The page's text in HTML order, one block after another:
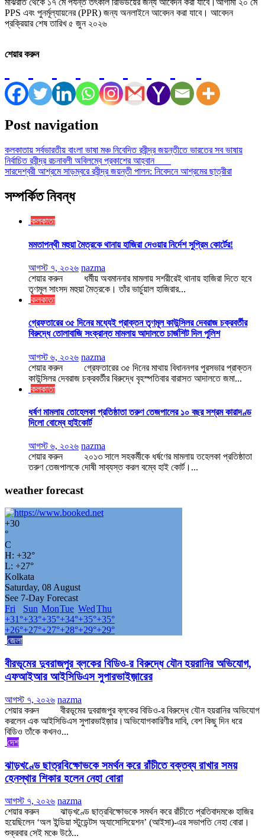
PPS এবং পুনর্মূল্যায়নের (PPR) জন্য অনলাইনে আবেদন করা যাবে। আবেদন
প্রক্রিয়ার শেষ তারিখ ৫ জুন ২০২৬
শেয়ার করুন
Post navigation
কলকাতায় সর্বভারতীয় বাংলা ভাষা মঞ্চ নিবেদিত রবীন্দ্র জয়ন্তীতে ভারতের সব ভাষায়
নির্বাচিত রবীন্দ্র রচনাবলী অবিলম্বে প্রকাশের আহ্বান
সারদেশ্বরী আশ্রমে সাড়ম্বরে রবীন্দ্র জয়ন্তী পালন: নিবেদনে আশ্রমের ছাত্রীরা
সম্পর্কিত নিবন্ধ
কলকাতা
মমতাপন্থী মহুয়া মৈত্রকে থানায় হাজিরা দেওয়ার নির্দেশ সুপ্রিম কোর্টের!
আগস্ট ৭, ২০২৬ nazma
শেয়ার করুন ধর্মীয় অবমাননার মামলায় সশরীরেই থানায় হাজিরা দিতে হবে
তৃণমূল সাংসদ মহুয়া মৈত্রকে। তাঁর ভার্চুয়াল হাজিরার...
কলকাতা
গ্রেফতারের ৩৫ দিনের মধ্যেই প্রাক্তন তৃণমূল কাউন্সিলর দেবরাজ চক্রবর্তীর
বিরুদ্ধে তোলাবাজি সংক্রান্ত মামলায় আদালতে চার্জশিট দিল পুলিশ
আগস্ট ৬, ২০২৬ nazma
শেয়ার করুন গ্রেফতারের ৩৫ দিনের মাথায় বিধাননগর পুরসভার প্রাক্তন
কাউন্সিলর দেবরাজ চক্রবর্তীর বিরুদ্ধে বৃহস্পতিবার বারাসত আদালতে জমা...
কলকাতা
ধর্ষণ মামলায় তোহেলকা প্রতিষ্ঠাতা তরুণ তেজপালের ১০ বছর সশ্রম কারাদণ্ড
দিলো বোম্বে হাইকোর্ট
আগস্ট ৬, ২০২৬ nazma
শেয়ার করুন ২০১৩ সালে সহকর্মীকে ধর্ষণের মামলায় তহেলকা প্রতিষ্ঠাতা
তরুণ তেজপালকে দোষী সাব্যস্ত করল বম্বে হাই কোর্ট।...
weather forecast
+30
°
C
H: +32°
L: +27°
Kolkata
Saturday, 08 August
See 7-Day Forecast
Fri
Sun MonTue WedThu
+31°+33°+35°+34°+35°+35°
+26°+27°+27°+28°+29°+29°
জেলা
বীরভূমের দুবরাজপুর ব্লকের বিডিও-র বিরুদ্ধে যৌন হয়রানির অভিযোগ,
এফআইআর আইসিডিএস সুপারভাইজ়ারের
আগস্ট ৭, ২০২৬ nazma
শেয়ার করুন বীরভূমের দুবরাজপুর ব্লকের বিডিও-র বিরুদ্ধে যৌন হয়রানির অভিযোগ
করলেন এক আইসিডিএস সুপারভাইজ়ার।অভিযোগকারিণীর দাবি, বেশ কিছু দিন ধরে
বিডিও তাঁকে কখনও...
দেশ
ঝাড়খণ্ডে ছাত্রবিক্ষোভকে সমর্থন করে রাঁচীতে বক্তব্য রাখার সময়
হেনস্থার শিকার হলেন নেহা বোরা
আগস্ট ৭, ২০২৬ nazma
শেয়ার করুন ঝাড়খণ্ডে ছাত্রবিক্ষোভকে সমর্থন করে রাঁচীতে প্রতিবাদমঞ্চে হাজির
হয়েছিলেন ‘অল ইন্ডিয়া স্টুডেন্টস অ্যাসোসিয়েশন’ (আইসা)-এর সভাপতি নেহা বোরা।
শুক্রবার সেই মঞ্চে উঠে...